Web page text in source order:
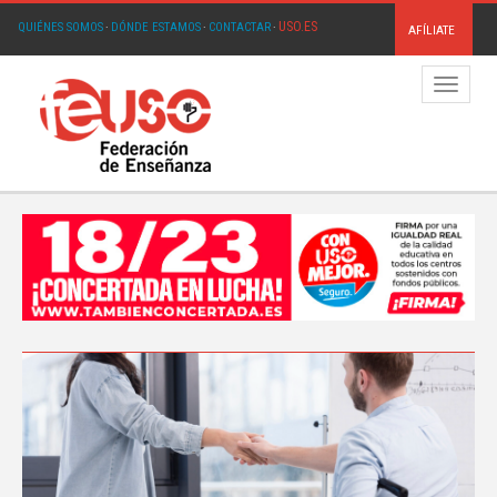
QUIÉNES SOMOS· DÓNDE ESTAMOS· CONTACTAR· USO.ES AFÍLIATE
Menú